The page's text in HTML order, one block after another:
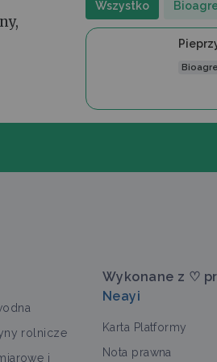
Wszystko
rolnicze
i
Wykonane z ♡
Neayi
Karta Platformy
Nota prawna